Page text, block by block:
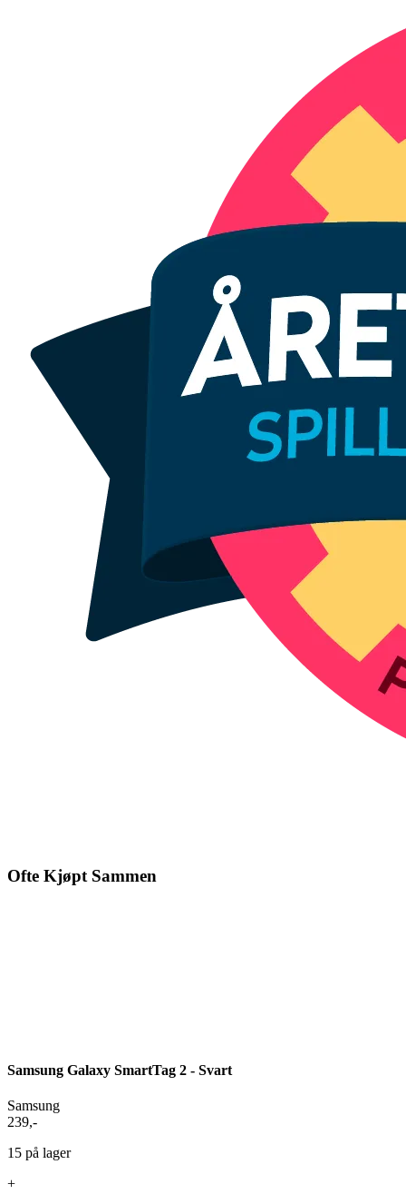
Ofte Kjøpt Sammen
Samsung Galaxy SmartTag 2 - Svart
Samsung
239,-
15 på lager
+